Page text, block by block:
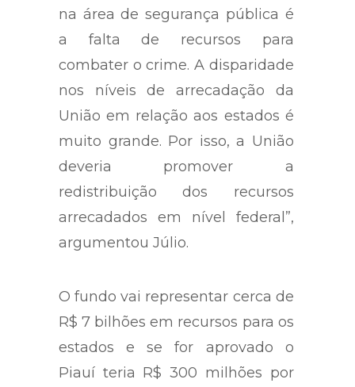
na área de segurança pública é
a falta de recursos para
combater o crime. A disparidade
nos níveis de arrecadação da
União em relação aos estados é
muito grande. Por isso, a União
deveria promover a
redistribuição dos recursos
arrecadados em nível federal”,
argumentou Júlio.
O fundo vai representar cerca de
R$ 7 bilhões em recursos para os
estados e se for aprovado o
Piauí teria R$ 300 milhões por